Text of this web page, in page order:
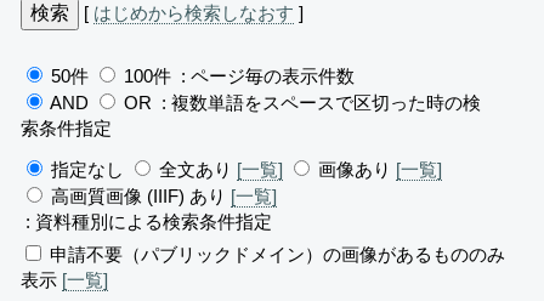
[ はじめから検索しなおす ]
50件 100件 : ページ毎の表示件数
AND
OR : 複数単語をスペースで区切った時の検
索条件指定
指定なし
全文あり [一覧] 画像あり [一覧]
高画質画像 (IIIF) あり [一覧]
: 資料種別による検索条件指定
申請不要（パブリックドメイン）の画像があるもののみ
表示 [一覧]